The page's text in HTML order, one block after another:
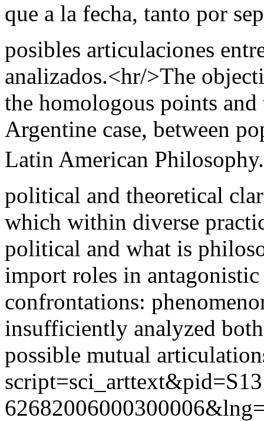
que a la fecha, tanto por
posibles articulaciones
analizados.<hr/>The
the homologous points
Argentine case, between
Latin American
political and theoretical
which within diverse
political and what is
import roles in
confrontations:
insufficiently analyzed
possible mutual